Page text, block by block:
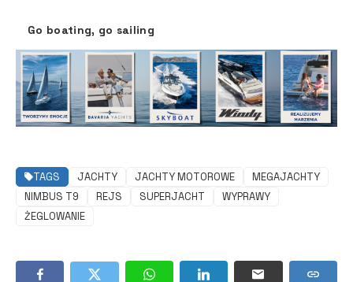
Go boating, go sailing
TAGS JACHTY JACHTY MOTOROWE
MEGAJACHTY
NIMBUS T9
REJS SUPERJACHT
WYPRAWY
ŻEGLOWANIE